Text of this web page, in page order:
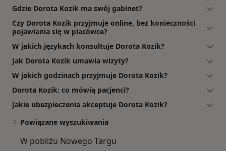
Gdzie Dorota Kozik ma swój gabinet?
Czy Dorota Kozik przyjmuje online, bez konieczności
pojawiania się w placówce?
W jakich językach konsultuje Dorota Kozik?
Jak Dorota Kozik umawia wizyty?
W jakich godzinach przyjmuje Dorota Kozik?
Dorota Kozik: co mówią pacjenci?
Jakie ubezpieczenia akceptuje Dorota Kozik?
Powiązane wyszukiwania
W pobliżu Nowego Targu